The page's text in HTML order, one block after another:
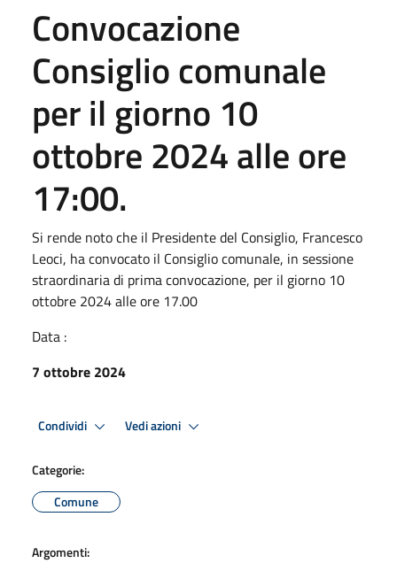
Convocazione
Consiglio comunale
per il giorno 10
ottobre 2024 alle ore
17:00.
Si rende noto che il Presidente del Consiglio, Francesco
Leoci, ha convocato il Consiglio comunale, in sessione
straordinaria di prima convocazione, per il giorno 10
ottobre 2024 alle ore 17.00
Data :
7 ottobre 2024
Condividi Vedi azioni
Categorie:
Comune
Argomenti: